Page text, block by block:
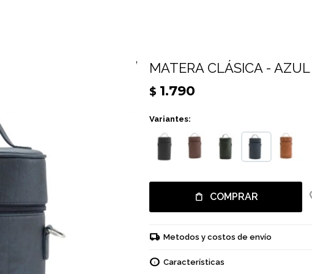
MATERA CLÁSICA - AZUL
$ 1.790
Variantes:
COMPRAR
Metodos y costos de envío
Características